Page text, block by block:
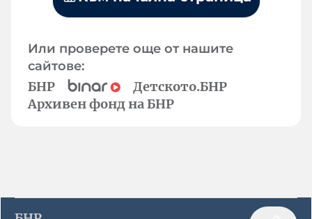
Или проверете още от нашите
сайтове:
БНР
Детското.БНР
Архивен фонд на БНР